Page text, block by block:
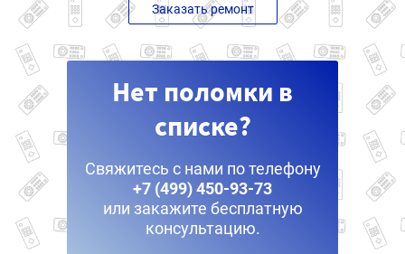
Заказать ремонт
Нет поломки в
списке?
Свяжитесь с нами по телефону
+7 (499) 450-93-73
или закажите бесплатную
консультацию.